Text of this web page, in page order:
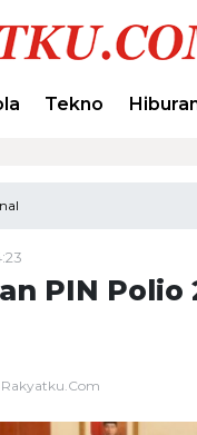
Tekno
PIN Polio
Rakyatku.Com